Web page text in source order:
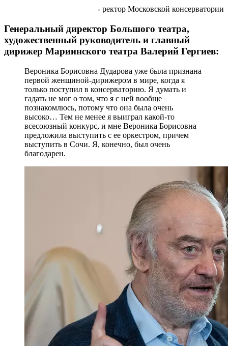
- ректор Московской консерватории
Генеральный директор Большого театра,
художественный руководитель и главный
дирижер Мариинского театра Валерий Гергиев:
Вероника Борисовна Дударова уже была признана
первой женщиной-дирижером в мире, когда я
только поступил в консерваторию. Я думать и
гадать не мог о том, что я с ней вообще
познакомлюсь, потому что она была очень
высоко… Тем не менее я выиграл какой-то
всесоюзный конкурс, и мне Вероника Борисовна
предложила выступить с ее оркестром, причем
выступить в Сочи. Я, конечно, был очень
благодарен.